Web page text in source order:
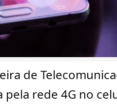
de
rede 4G no